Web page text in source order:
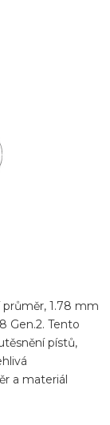
1.78 mm
Gen.2. Tento
pístů,
a materiál